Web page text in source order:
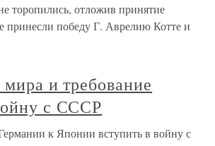
торопились, отложив принятие
принесли победу Г. Аврелию Котте и
и требование
с СССР
к Японии вступить в войну с